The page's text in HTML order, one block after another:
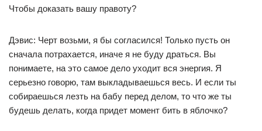
Чтобы доказать вашу правоту?
Дэвис: Черт возьми, я бы согласился! Только пусть он
сначала потрахается, иначе я не буду драться. Вы
понимаете, на это самое дело уходит вся энергия. Я
серьезно говорю, там выкладываешься весь. И если ты
собираешься лезть на бабу перед делом, то что же ты
будешь делать, когда придет момент бить в яблочко?